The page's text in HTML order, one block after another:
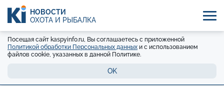
НОВОСТИ
ОХОТА И РЫБАЛКА
Посещая сайт kaspyinfo.ru, Вы соглашаетесь с приложенной
Политикой обработки Персональных данных и с использованием
файлов cookie, указанных в данной Политике.
OK